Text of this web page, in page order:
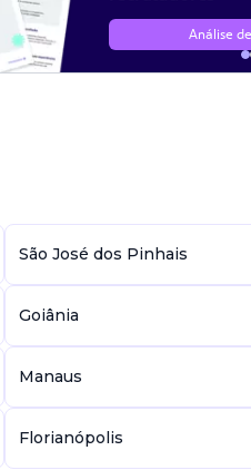
Análise
São José dos Pinhais
Goiânia
Manaus
Florianópolis